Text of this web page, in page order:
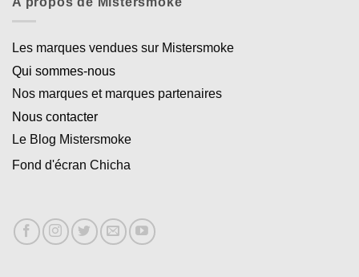
Les marques vendues sur Mistersmoke
Qui sommes-nous
Nos marques et marques partenaires
Nous contacter
Le Blog Mistersmoke
Fond d'écran Chicha